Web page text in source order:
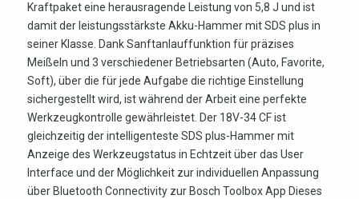
Kraftpaket eine herausragende Leistung von 5,8 J und ist
damit der leistungsstärkste Akku-Hammer mit SDS plus in
seiner Klasse. Dank Sanftanlauffunktion für präzises
Meißeln und 3 verschiedener Betriebsarten (Auto, Favorite,
Soft), über die für jede Aufgabe die richtige Einstellung
sichergestellt wird, ist während der Arbeit eine perfekte
Werkzeugkontrolle gewährleistet. Der 18V-34 CF ist
gleichzeitig der intelligenteste SDS plus-Hammer mit
Anzeige des Werkzeugstatus in Echtzeit über das User
Interface und der Möglichkeit zur individuellen Anpassung
über Bluetooth Connectivity zur Bosch Toolbox App Dieses